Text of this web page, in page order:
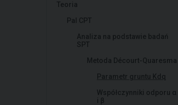
Teoria
Pal CPT
Analiza na podstawie badań
SPT
Metoda Décourt-Quaresma
Parametr gruntu Kdq
Współczynniki odporu α
i β